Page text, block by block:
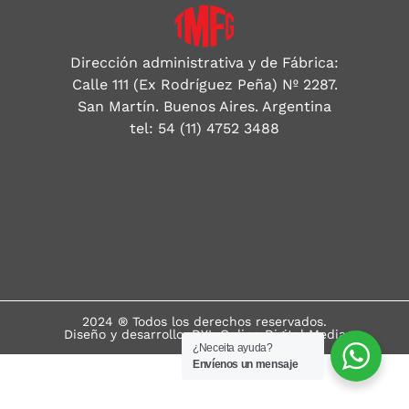
Dirección administrativa y de Fábrica:
Calle 111 (Ex Rodríguez Peña) Nº 2287.
San Martín. Buenos Aires. Argentina
tel: 54 (11) 4752 3488
2024 ® Todos los derechos reservados.
Diseño y desarrollo: DYL Online Digital Media
¿Neceita ayuda?
Envíenos un mensaje